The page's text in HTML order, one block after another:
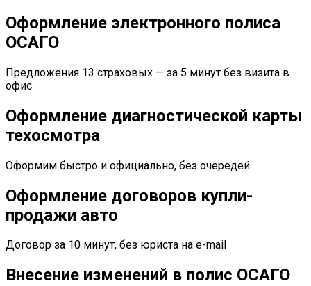
Оформление электронного полиса
ОСАГО
Предложения 13 страховых — за 5 минут без визита в
офис
Оформление диагностической карты
техосмотра
Оформим быстро и официально, без очередей
Оформление договоров купли-
продажи авто
Договор за 10 минут, без юриста на e-mail
Внесение изменений в полис ОСАГО